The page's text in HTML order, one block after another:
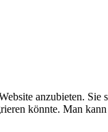
anzubieten.
könnte. Man